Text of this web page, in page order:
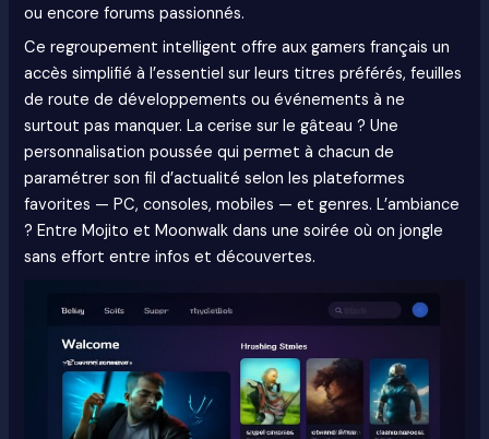
ou encore forums passionnés.
Ce regroupement intelligent offre aux gamers français un
accès simplifié à l’essentiel sur leurs titres préférés, feuilles
de route de développements ou événements à ne
surtout pas manquer. La cerise sur le gâteau ? Une
personnalisation poussée qui permet à chacun de
paramétrer son fil d’actualité selon les plateformes
favorites — PC, consoles, mobiles — et genres. L’ambiance
? Entre Mojito et Moonwalk dans une soirée où on jongle
sans effort entre infos et découvertes.